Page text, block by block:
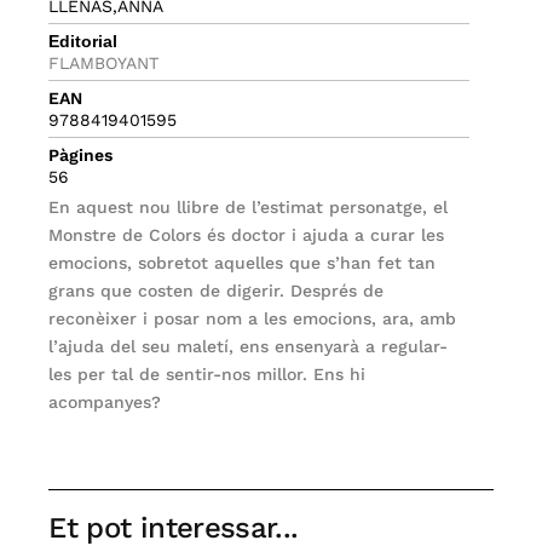
LLENAS,ANNA
Editorial
FLAMBOYANT
EAN
9788419401595
Pàgines
56
En aquest nou llibre de l’estimat personatge, el
Monstre de Colors és doctor i ajuda a curar les
emocions, sobretot aquelles que s’han fet tan
grans que costen de digerir. Després de
reconèixer i posar nom a les emocions, ara, amb
l’ajuda del seu maletí, ens ensenyarà a regular-
les per tal de sentir-nos millor. Ens hi
acompanyes?
Et pot interessar...